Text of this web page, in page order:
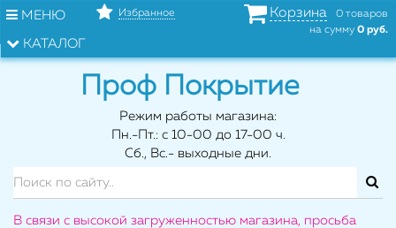
МЕНЮ
КАТАЛОГ
Избранное Корзина
0 товаров
на сумму 0 руб.
Проф Покрытие
Режим работы магазина:
Пн.-Пт.: с 10-00 до 17-00 ч.
Сб., Вс.- выходные дни.
В связи с высокой загруженностью магазина, просьба